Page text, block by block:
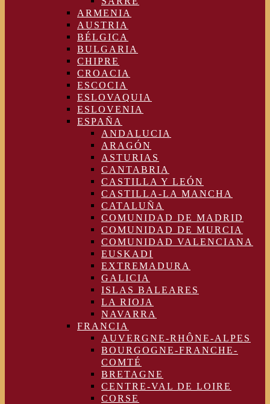
ARMENIA
AUSTRIA
BÉLGICA
BULGARIA
CHIPRE
CROACIA
ESCOCIA
ESLOVAQUIA
ESLOVENIA
ESPAÑA
ANDALUCIA
ARAGÓN
ASTURIAS
CANTABRIA
CASTILLA Y LEÓN
CASTILLA-LA MANCHA
CATALUÑA
COMUNIDAD DE MADRID
COMUNIDAD DE MURCIA
COMUNIDAD VALENCIANA
EUSKADI
EXTREMADURA
GALICIA
ISLAS BALEARES
LA RIOJA
NAVARRA
FRANCIA
AUVERGNE-RHÔNE-ALPES
BOURGOGNE-FRANCHE-
COMTÉ
BRETAGNE
CENTRE-VAL DE LOIRE
CORSE